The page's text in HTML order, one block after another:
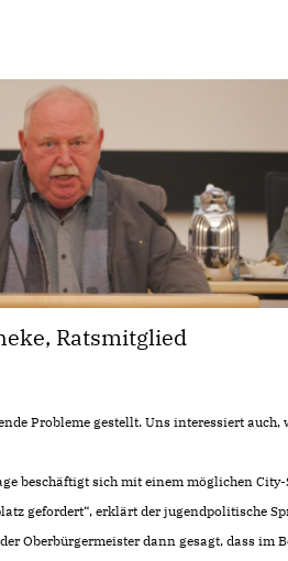
Ratsmitglied
Probleme gestellt. Uns interessiert
beschäftigt sich mit einem möglichen
gefordert“, erklärt der jugendpolitische
Oberbürgermeister dann gesagt, dass